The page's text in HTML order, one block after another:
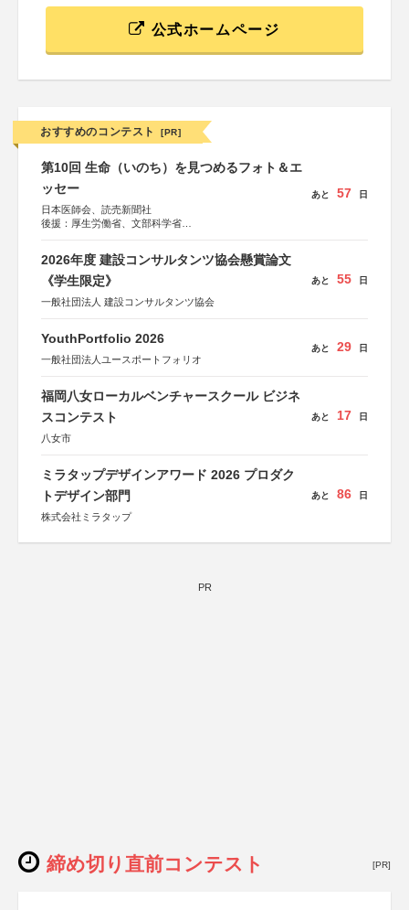
公式ホームページ
おすすめのコンテスト [PR]
第10回 生命（いのち）を見つめるフォト＆エ
ッセー
日本医師会、読売新聞社
後援：厚生労働省、文部科学省
しん生命保険株式会社
あと 57 日
2026年度 建設コンサルタンツ協会懸賞論文
《学生限定》
一般社団法人 建設コンサルタンツ協会
あと 55 日
YouthPortfolio 2026
一般社団法人ユースポートフォリオ
あと 29 日
福岡八女ローカルベンチャースクール ビジネ
スコンテスト
八女市
あと 17 日
ミラタップデザインアワード 2026 プロダク
トデザイン部門
株式会社ミラタップ
あと 86 日
PR
締め切り直前コンテスト [PR]